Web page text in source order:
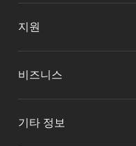
지원
비즈니스
기타 정보